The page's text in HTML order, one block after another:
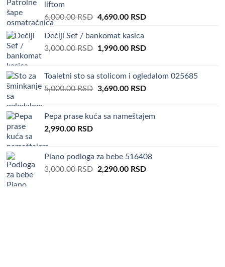
liftom
6,000.00RSD Original
was:
6,000.00 RSD.
4,690.00 RSDCurrent
4,690.00 RSD.
Dečiji Sef / bankomat kasica
3,000.00RSD Original
3,000.00 RSD.
1,990.00 RSDCurrent
1,990.00 RSD.
Toaletni sto sa stolicom i ogledalom 025685
5,000.00RSD Original
5,000.00 RSD.
3,690.00 RSDCurrent
3,690.00 RSD.
Pepa prase kuća sa nameštajem
2,990.00 RSD
Piano podloga za bebe 516408
3,000.00RSD Original
2,290.00 RSDCurrent